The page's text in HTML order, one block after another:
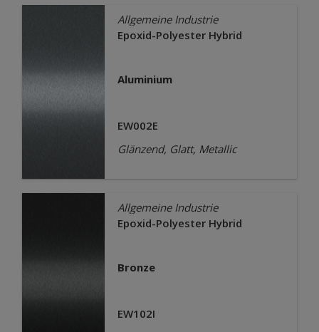
Allgemeine Industrie
Epoxid-Polyester Hybrid
Aluminium
EW002E
Glänzend, Glatt, Metallic
Allgemeine Industrie
Epoxid-Polyester Hybrid
Bronze
EW102I